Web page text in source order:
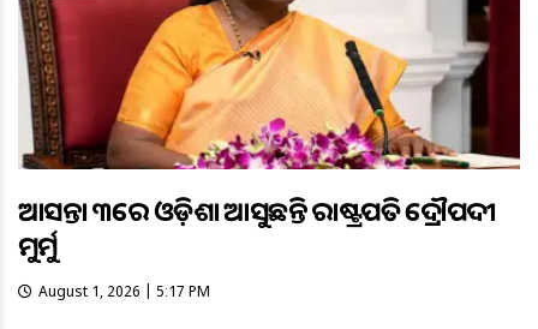
ଆସନ୍ତା ୩ରେ ଓଡ଼ିଶା ଆସୁଛନ୍ତି ରାଷ୍ଟ୍ରପତି ଦ୍ରୌପଦୀ
ମୁର୍ମୁ
August 1, 2026 | 5:17 PM